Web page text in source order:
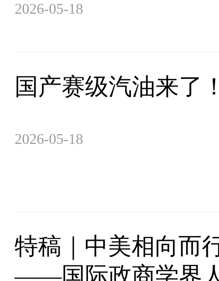
2026-05-18
国产赛级汽油来了
2026-05-18
特稿｜中美相向而
——国际政商学界